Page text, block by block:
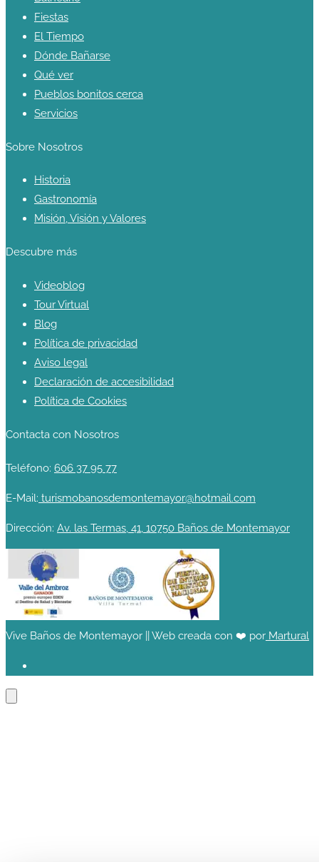
Fiestas
El Tiempo
Dónde Bañarse
Qué ver
Pueblos bonitos cerca
Servicios
Sobre Nosotros
Historia
Gastronomía
Misión, Visión y Valores
Descubre más
Videoblog
Tour Virtual
Blog
Política de privacidad
Aviso legal
Declaración de accesibilidad
Política de Cookies
Contacta con Nosotros
Teléfono: 606 37 95 77
E-Mail: turismobanosdemontemayor@hotmail.com
Dirección: Av. las Termas, 41, 10750 Baños de Montemayor
Vive Baños de Montemayor || Web creada con ❤️ por Martural